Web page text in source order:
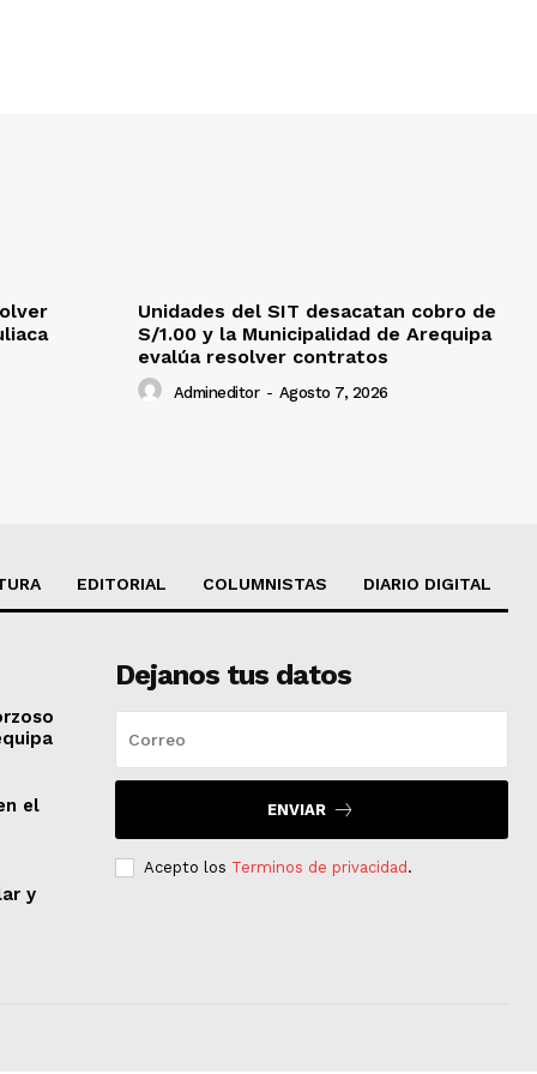
Unidades del SIT desacatan cobro de
S/1.00 y la Municipalidad de Arequipa
evalúa resolver contratos
Admineditor - Agosto 7, 2026
EDITORIAL COLUMNISTAS DIARIO DIGITAL
el
y
Dejanos tus datos
ENVIAR
Acepto los Terminos de privacidad .